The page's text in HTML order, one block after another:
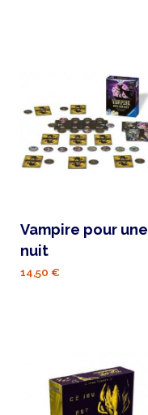
Vampire pour une
nuit
14,50 €